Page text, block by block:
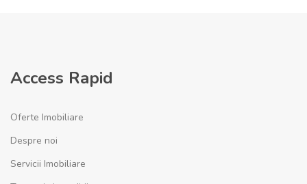
Access Rapid
Oferte Imobiliare
Despre noi
Servicii Imobiliare